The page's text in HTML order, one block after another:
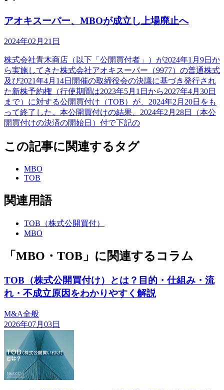
アオキスーパー、MBOが成立し上場廃止へ
2024年02月21日
株式会社青木商店（以下「公開買付者」）が2024年1月9日か
ら実施してきた株式会社アオキスーパー（9977）の普通株式
及び2021年4月14日開催の取締役会の決議に基づき発行され
た新株予約権（行使期間は2023年5月1日から2027年4月30日
まで）に対する公開買付け（TOB）が、2024年2月20日をも
って終了した。本公開買付けの結果、2024年2月28日（本公
開買付けの決済の開始日）付で下記の
この記事に関連するタグ
MBO
TOB
関連用語
TOB（株式公開買付）
MBO
「MBO・TOB」に関連するコラム
TOB（株式公開買付け）とは？目的・仕組み・流
れ・不成立原因をわかりやすく解説
M&A全般
2026年07月03日